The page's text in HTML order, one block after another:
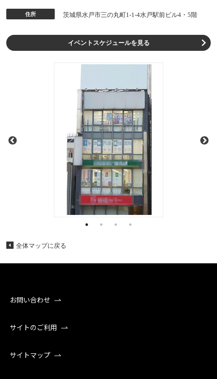
住所 茨城県水戸市三の丸町1-1-4水戸駅前ビル4・5階
イベントスケジュールを見る
全体マップに戻る
お問い合わせ
サイトのご利用
サイトマップ